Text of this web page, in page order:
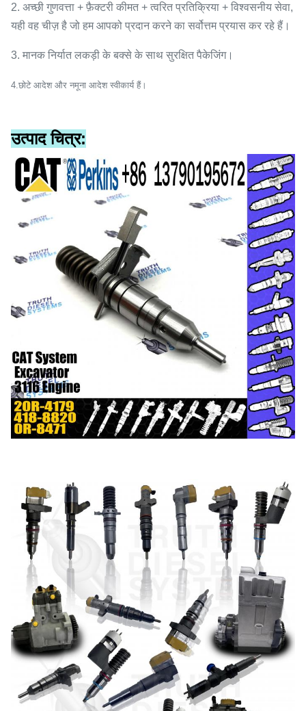
2. अच्छी गुणवत्ता + फ़ैक्टरी कीमत + त्वरित प्रतिक्रिया + विश्वसनीय सेवा,
यही वह चीज़ है जो हम आपको प्रदान करने का सर्वोत्तम प्रयास कर रहे हैं।
3. मानक निर्यात लकड़ी के बक्से के साथ सुरक्षित पैकेजिंग।
4 .छोटे आदेश और नमूना आदेश स्वीकार्य हैं।
उत्पाद चित्र: